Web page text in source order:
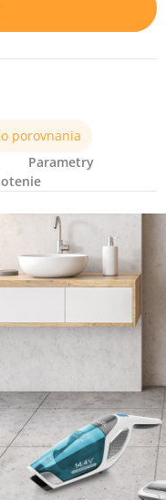
porovnania
Parametry